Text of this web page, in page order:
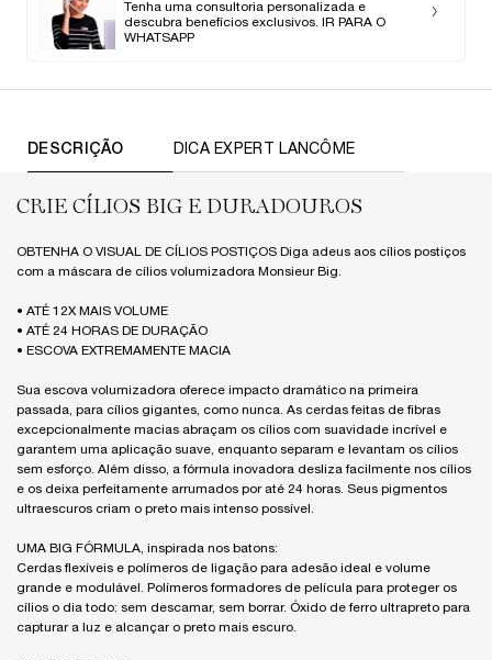
Tenha uma consultoria personalizada e
descubra benefícios exclusivos. IR PARA O
WHATSAPP
DESCRIÇÃO DICA EXPERT LANCÔME
CRIE CÍLIOS BIG E DURADOUROS
OBTENHA O VISUAL DE CÍLIOS POSTIÇOS Diga adeus aos cílios postiços
com a máscara de cílios volumizadora Monsieur Big.
• ATÉ 12X MAIS VOLUME
• ATÉ 24 HORAS DE DURAÇÃO
• ESCOVA EXTREMAMENTE MACIA
Sua escova volumizadora oferece impacto dramático na primeira
passada, para cílios gigantes, como nunca. As cerdas feitas de fibras
excepcionalmente macias abraçam os cílios com suavidade incrível e
garantem uma aplicação suave, enquanto separam e levantam os cílios
sem esforço. Além disso, a fórmula inovadora desliza facilmente nos cílios
e os deixa perfeitamente arrumados por até 24 horas. Seus pigmentos
ultraescuros criam o preto mais intenso possível.
UMA BIG FÓRMULA, inspirada nos batons:
Cerdas flexíveis e polímeros de ligação para adesão ideal e volume
grande e modulável. Polímeros formadores de película para proteger os
cílios o dia todo: sem descamar, sem borrar. Óxido de ferro ultrapreto para
capturar a luz e alcançar o preto mais escuro.